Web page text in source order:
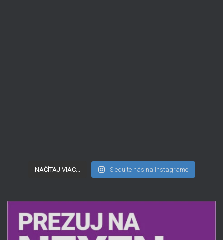
NAČÍTAJ VIAC... Sledujte nás na Instagrame